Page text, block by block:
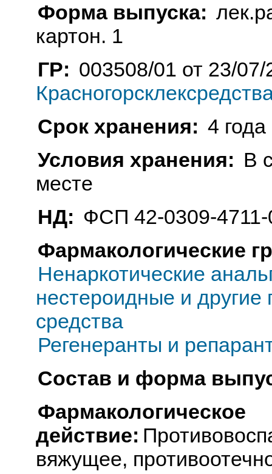
Форма выпуска:
картон. 1
ГР: 003508/01 от 23/07/
Срок хранения: 4 года
Условия хранения: В
месте
НД: ФСП 42-0309-4711-
Фармакологические
Ненаркотические
нестероидные и другие
средства
Регенеранты и
Состав и форма
Фармакологическое
действие:
вяжущее,